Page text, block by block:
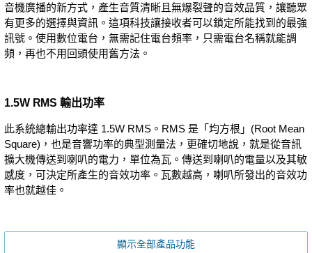
音機廣播的新方式，產生音質清晰且無爆裂聲的音效品質，讓聽眾
有更多的選擇與資訊。這項科技讓接收者可以鎖定所能找到的最強
訊號。使用數位電台，無需記住電台頻率，只需電台名稱就能調
頻，再也不用回頭使用舊方法。
1.5W RMS 輸出功率
此系統總輸出功率達 1.5W RMS。RMS 是「均方根」(Root Mean
Square)，也是音響功率的典型測量法，更確切地說，就是從音訊
擴大機傳送到喇叭的電力，單位為瓦。傳送到喇叭的電量以及其敏
感度，可決定所產生的音效功率。瓦數越高，喇叭所發出的音效功
率也就越佳。
顯示全部產品功能